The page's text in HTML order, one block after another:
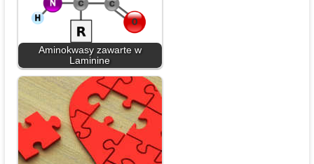
Aminokwasy zawarte w
Laminine